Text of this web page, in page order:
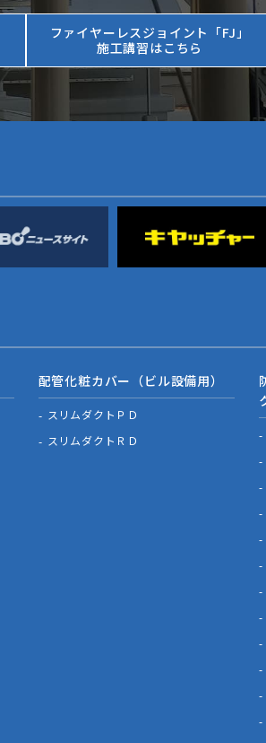
ファイヤーレスジョイント「FJ」
施工講習はこちら
配管化粧カバー（ビル設備用）
スリムダクトＰＤ
スリムダクトＲＤ